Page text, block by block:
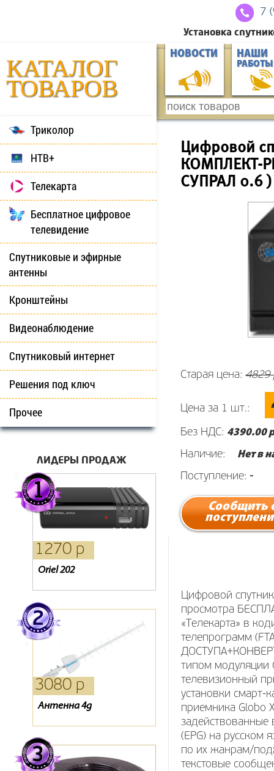
7
Установка
КАТАЛОГ
ТОВАРОВ
НОВОСТИ НАШИ
РАБОТЫ
Триколор
НТВ+
Телекарта
Бесплатное цифровое
телевидение
Спутниковые и эфирные
антенны
Кронштейны
Видеонаблюдение
Спутниковый интернет
Решения под ключ
Прочее
ЛИДЕРЫ ПРОДАЖ
1270 р
Oriel 202
2040 р
Ресивер Lans dtr-100
15940 р
Комплект Kitenet
3080 р
Антенна 4g
1980 р
Антенна Locus L 3021
330 р
Детский пульт
Цифровой
КОМПЛЕКТ-
СУПРАЛ 0.6 )
Старая цена: 4829
Цена за 1 шт.:
Без НДС: 4390.00
Наличие:
Нет в
Поступление: -
Сообщить
Цифровой
просмотра
«Телекарта» в
телепрограмм
типом модуляции
телевизионный
установки смарт-
приемника Globo
задействованные
(EPG) на русском
по их жанрам/
текстовые